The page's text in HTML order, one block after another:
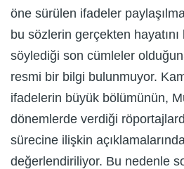
öne sürülen ifadeler
bu sözlerin gerçekten
söylediği son cümleler
resmi bir bilgi bulunmuyor.
ifadelerin büyük bölümünün,
dönemlerde verdiği
sürecine ilişkin
değerlendiriliyor. Bu nedenle